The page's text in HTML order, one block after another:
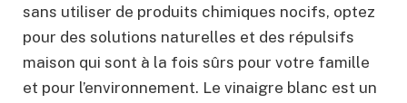
sans utiliser de produits chimiques nocifs, optez
pour des solutions naturelles et des répulsifs
maison qui sont à la fois sûrs pour votre famille
et pour l’environnement. Le vinaigre blanc est un